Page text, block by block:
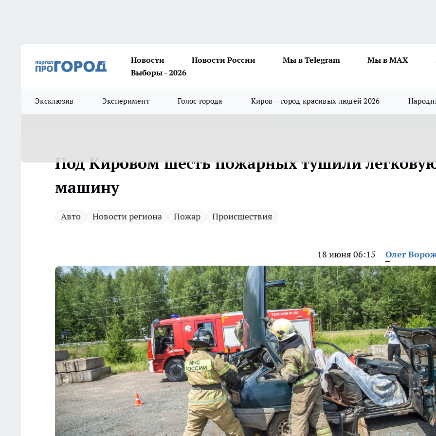
Новости Новости России Мы в Telegram Мы в MAX
Выборы - 2026
Эксклюзив Эксперимент Голос города Киров – город красивых людей 2026
Под Кировом шесть пожарных тушили
машину
Авто Новости региона Пожар Происшествия
18 июня 06:15 Олег